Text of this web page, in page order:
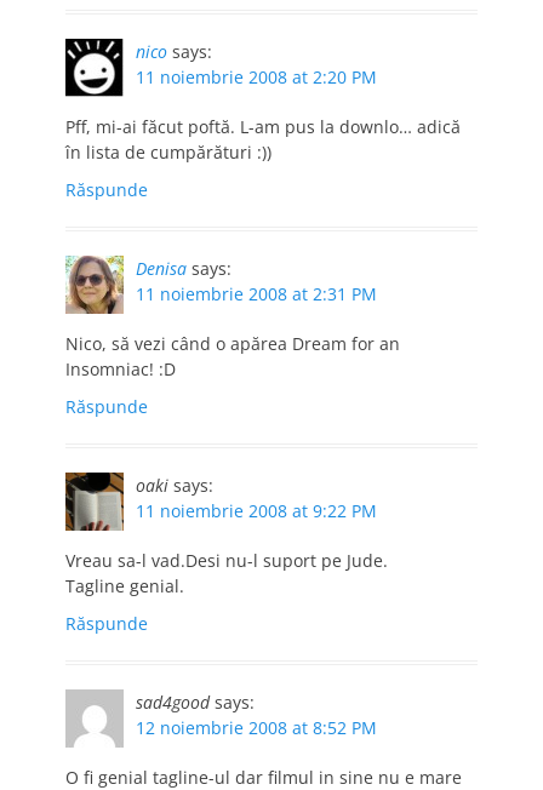
nico says:
11 noiembrie 2008 at 2:20 PM
Pff, mi-ai făcut poftă. L-am pus la downlo… adică
în lista de cumpărături :))
Răspunde
Denisa says:
11 noiembrie 2008 at 2:31 PM
Nico, să vezi când o apărea Dream for an
Insomniac! :D
Răspunde
oaki says:
11 noiembrie 2008 at 9:22 PM
Vreau sa-l vad.Desi nu-l suport pe Jude.
Tagline genial.
Răspunde
sad4good says:
12 noiembrie 2008 at 8:52 PM
O fi genial tagline-ul dar filmul in sine nu e mare